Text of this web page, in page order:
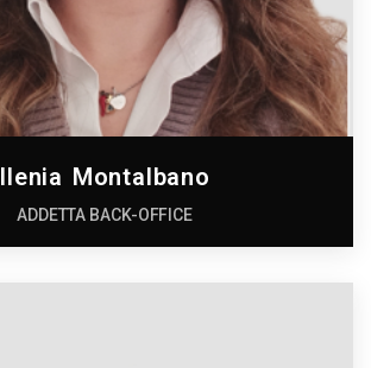
Ilenia Montalbano
ADDETTA BACK-OFFICE